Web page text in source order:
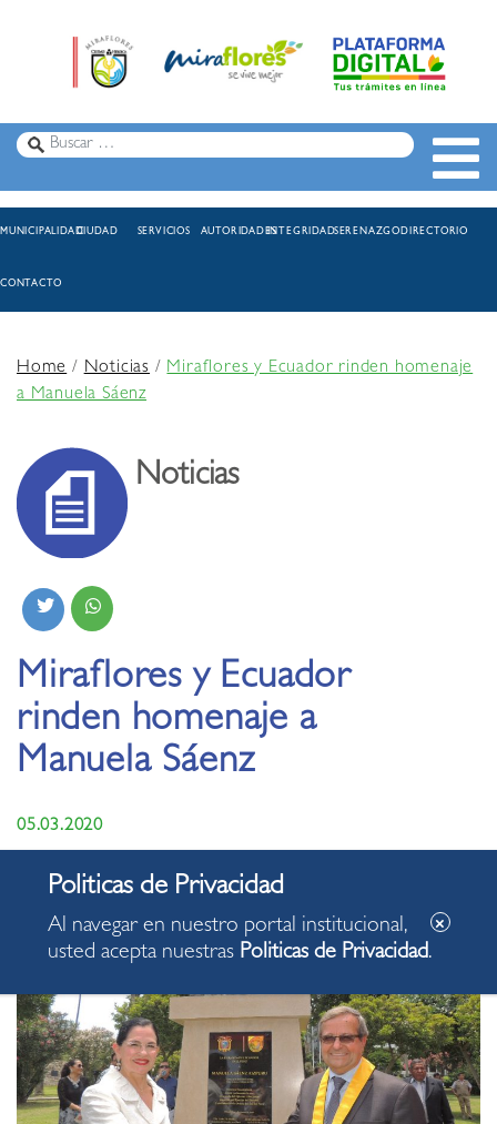
MUNICIPALIDADCIUDAD SERVICIOS AUTORIDADESINTEGRIDADSERENAZGODIRECTORIO
CONTACTO
Home/Noticias /Miraflores y Ecuador rinden homenaje
a Manuela Sáenz
Noticias
Miraflores y Ecuador
rinden homenaje a
Manuela Sáenz
05.03.2020
Al navegar en nuestro portal institucional,
usted acepta nuestras Politicas de Privacidad.